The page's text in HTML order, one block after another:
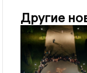
Другие